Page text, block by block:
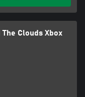
Clouds Xbox